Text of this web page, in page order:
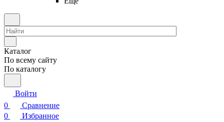
Каталог
По всему сайту
По каталогу
Войти
0
Сравнение
0
Избранное